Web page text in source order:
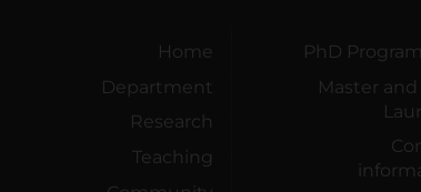
Home
Department
Research
Teaching
PhD
Master and